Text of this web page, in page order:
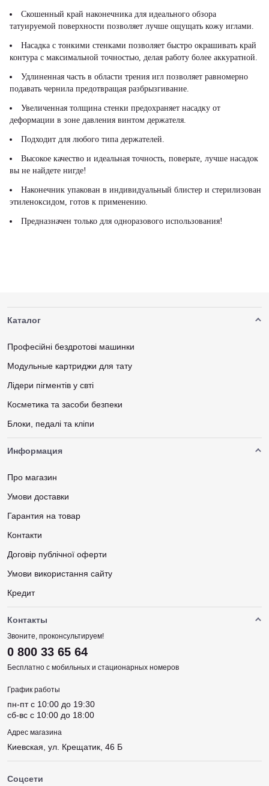
Скошенный край наконечника для идеального обзора
татуируемой поверхности позволяет лучше ощущать кожу иглами.
Насадка с тонкими стенками позволяет быстро окрашивать край
контура с максимальной точностью, делая работу более аккуратной.
Удлиненная часть в области трения игл позволяет равномерно
подавать чернила предотвращая разбрызгивание.
Увеличенная толщина стенки предохраняет насадку от
деформации в зоне давления винтом держателя.
Подходит для любого типа держателей.
Высокое качество и идеальная точность, поверьте, лучше насадок
вы не найдете нигде!
Наконечник упакован в индивидуальный блистер и стерилизован
этиленоксидом, готов к применению.
Предназначен только для одноразового использования!
Каталог
Професійні бездротові машинки
Модульные картриджи для тату
Лідери пігментів у свті
Косметика та засоби безпеки
Блоки, педалі та кліпи
Информация
Про магазин
Умови доставки
Гарантия на товар
Контакти
Договір публічної оферти
Умови використання сайту
Кредит
Контакты
Звоните, проконсультируем!
0 800 33 65 64
Бесплатно с мобильных и стационарных номеров
График работы
пн-пт c 10:00 до 19:30
сб-вс c 10:00 до 18:00
Адрес магазина
Киевская, ул. Крещатик, 46 Б
Соцсети